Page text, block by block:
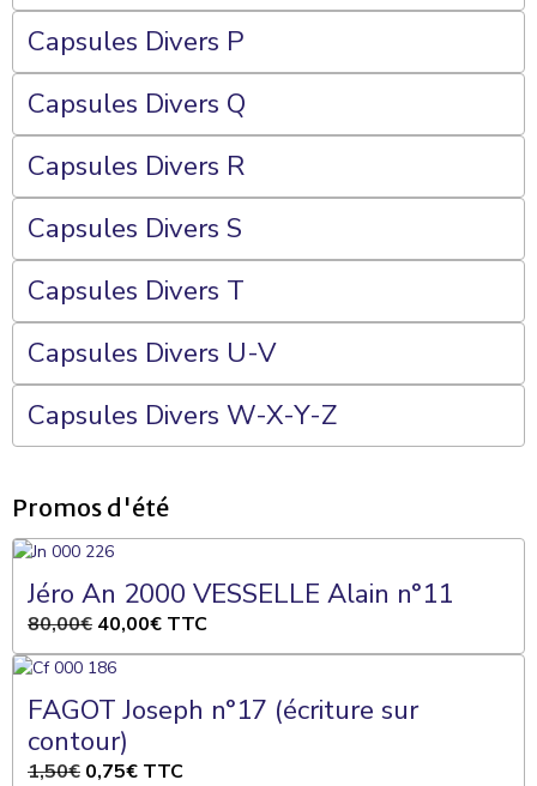
Capsules Divers P
Capsules Divers Q
Capsules Divers R
Capsules Divers S
Capsules Divers T
Capsules Divers U-V
Capsules Divers W-X-Y-Z
Promos d'été
Jéro An 2000 VESSELLE Alain n°11
80,00€ 40,00€ TTC
FAGOT Joseph n°17 (écriture sur
contour)
1,50€ 0,75€ TTC